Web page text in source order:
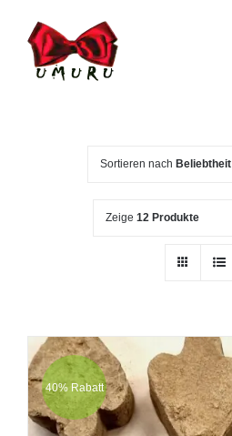
Inhalt
springen
Sortieren nach Beliebtheit
Zeige 12 Produkte
40% Rabatt